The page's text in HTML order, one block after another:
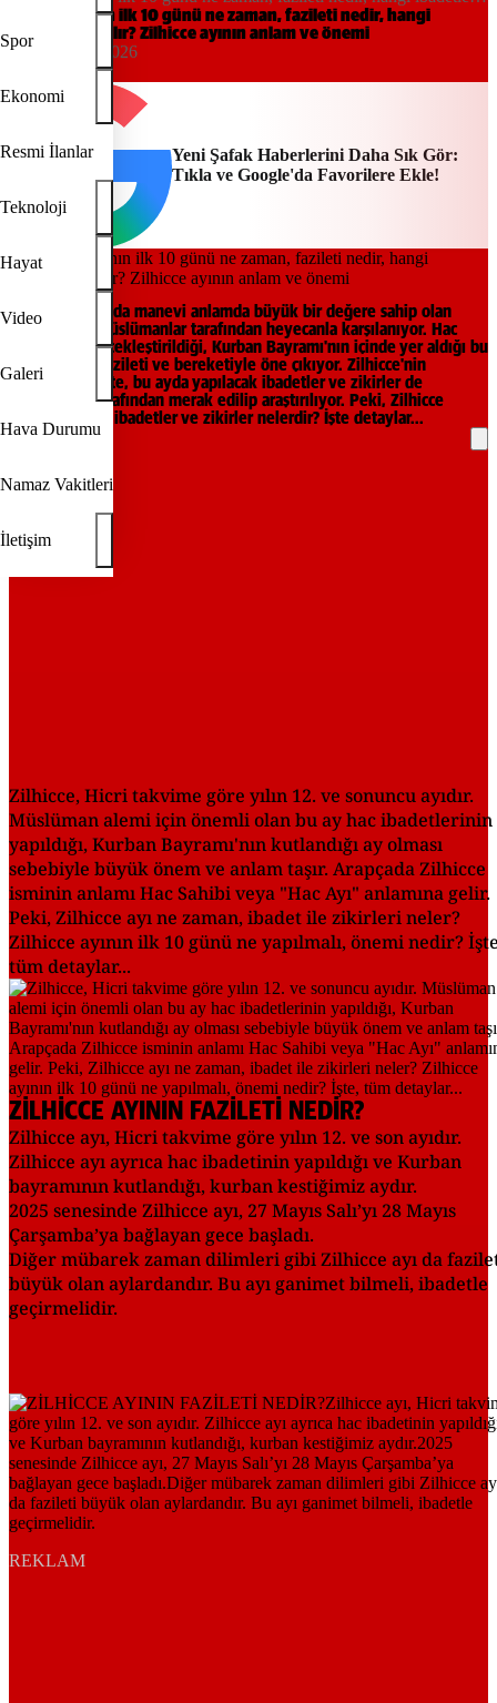
Spor
Ekonomi
Resmi İlanlar
Teknoloji
Hayat
Video
Galeri
Hava Durumu
Namaz Vakitleri
İletişim
yapılır? Zilhicce ayının anlam ve önemi
Zilhicce ayının ilk 10 günü ne zaman, fazileti nedir, hangi
ibadetler yapılır? Zilhicce ayının anlam ve önemi
14:55, 19/05/2026
Yeni Şafak Haberlerini Daha Sık Gör:
Tıkla ve Google'da Favorilere Ekle!
İslam dünyasında manevi anlamda büyük bir değere sahip olan
Zilhicce ayı, Müslümanlar tarafından heyecanla karşılanıyor. Hac
ibadetinin gerçekleştirildiği, Kurban Bayramı'nın içinde yer aldığı bu
mübarek ay, fazileti ve bereketiyle öne çıkıyor. Zilhicce'nin
gelişiyle birlikte, bu ayda yapılacak ibadetler ve zikirler de
vatandaşlar tarafından merak edilip araştırılıyor. Peki, Zilhicce
ayında yapılan ibadetler ve zikirler nelerdir? İşte detaylar...
REKLAM
Zilhicce, Hicri takvime göre yılın 12. ve sonuncu ayıdır.
Müslüman alemi için önemli olan bu ay hac ibadetlerinin
yapıldığı, Kurban Bayramı'nın kutlandığı ay olması
sebebiyle büyük önem ve anlam taşır. Arapçada Zilhicce
isminin anlamı Hac Sahibi veya "Hac Ayı" anlamına gelir.
Peki, Zilhicce ayı ne zaman, ibadet ile zikirleri neler?
Zilhicce ayının ilk 10 günü ne yapılmalı, önemi nedir?
tüm detaylar...
ZİLHİCCE AYININ FAZİLETİ NEDİR?
Zilhicce ayı, Hicri takvime göre yılın 12. ve son ayıdır.
Zilhicce ayı ayrıca hac ibadetinin yapıldığı ve Kurban
bayramının kutlandığı, kurban kestiğimiz aydır.
2025 senesinde Zilhicce ayı, 27 Mayıs Salı’yı 28 Mayıs
Çarşamba’ya bağlayan gece başladı.
Diğer mübarek zaman dilimleri gibi Zilhicce ayı da
büyük olan aylardandır. Bu ayı ganimet bilmeli, ibadetle
geçirmelidir.
REKLAM